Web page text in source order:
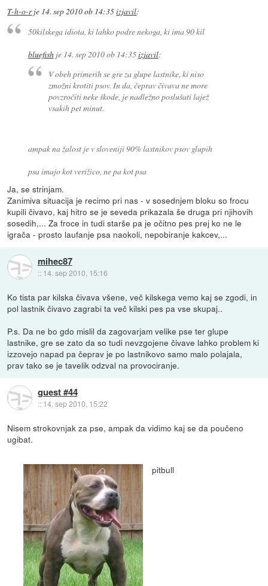
T-h-o-rje 14. sep 2010 ob 14:35izjavil:
50kilskega idiota, ki lahko podre nekoga, ki ima 90 kil
bluefishje 14. sep 2010 ob 14:35izjavil:
V obeh primerih se gre za glupe lastnike, ki niso
zmožni krotiti psov. In da, čeprav čivava ne more
povzročiti neke škode, je nadležno poslušati lajež
vsakih pet minut.
ampak na žalost je v sloveniji 90% lastnikov psov glupih
psa imajo kot verižico, ne pa kot psa
Ja, se strinjam.
Zanimiva situacija je recimo pri nas - v sosednjem bloku so frocu
kupili čivavo, kaj hitro se je seveda prikazala še druga pri njihovih
sosedih,... Za froce in tudi starše pa je očitno pes prej ko ne le
igrača - prosto laufanje psa naokoli, nepobiranje kakcev,...
mihec87
:: 14. sep 2010, 15:16
Ko tista par kilska čivava všene, več kilskega vemo kaj se zgodi, in
pol lastnik čivavo zagrabi ta več kilski pes pa vse skupaj..
P.s. Da ne bo gdo mislil da zagovarjam velike pse ter glupe
lastnike, gre se zato da so tudi nevzgojene čivave lahko problem ki
izzovejo napad pa čeprav je po lastnikovo samo malo polajala,
prav tako se je tavelik odzval na provociranje.
guest #44
:: 14. sep 2010, 15:22
Nisem strokovnjak za pse, ampak da vidimo kaj se da poučeno
ugibat.
pitbull